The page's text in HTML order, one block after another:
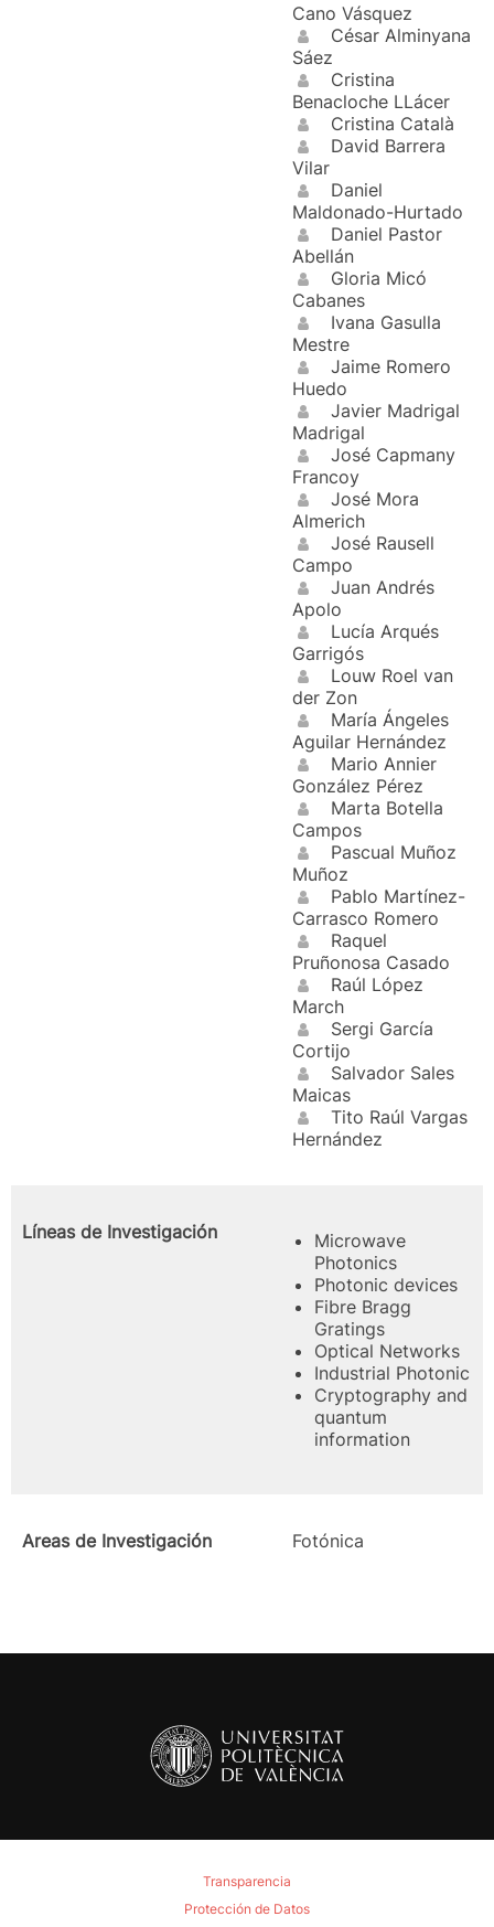
Cano Vásquez
César Alminyana
Sáez
Cristina
Benacloche LLácer
Cristina Català
David Barrera
Vilar
Daniel
Maldonado-Hurtado
Daniel Pastor
Abellán
Gloria Micó
Cabanes
Ivana Gasulla
Mestre
Jaime Romero
Huedo
Javier Madrigal
Madrigal
José Capmany
Francoy
José Mora
Almerich
José Rausell
Campo
Juan Andrés
Apolo
Lucía Arqués
Garrigós
Louw Roel van
der Zon
María Ángeles
Aguilar Hernández
Mario Annier
González Pérez
Marta Botella
Campos
Pascual Muñoz
Muñoz
Pablo Martínez-
Carrasco Romero
Raquel
Pruñonosa Casado
Raúl López
March
Sergi García
Cortijo
Salvador Sales
Maicas
Tito Raúl Vargas
Hernández
Líneas de Investigación
Microwave
Photonics
Photonic devices
Fibre Bragg
Gratings
Optical Networks
Industrial Photonic
Cryptography and
quantum
information
Areas de Investigación Fotónica
Transparencia
Protección de Datos